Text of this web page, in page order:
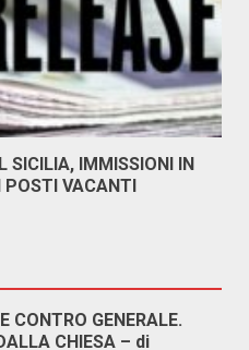
SICILIA, IMMISSIONI IN
POSTI VACANTI
CONTRO GENERALE.
CHIESA – di